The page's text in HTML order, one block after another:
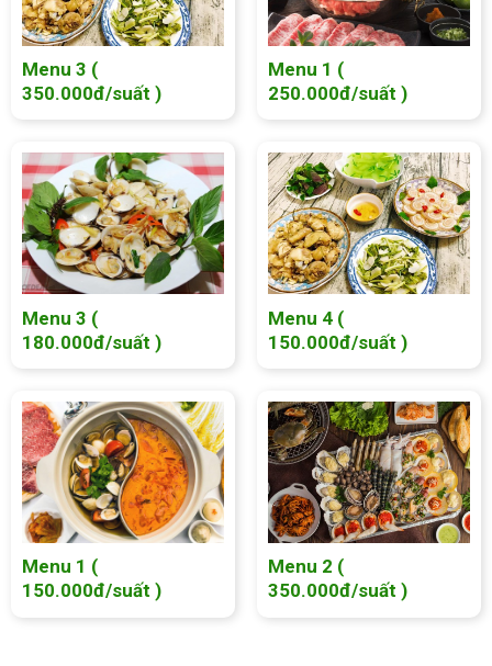
Menu 3 (
350.000đ/suất )
Menu 1 (
250.000đ/suất )
Menu 3 (
180.000đ/suất )
Menu 4 (
150.000đ/suất )
Menu 1 (
150.000đ/suất )
Menu 2 (
350.000đ/suất )